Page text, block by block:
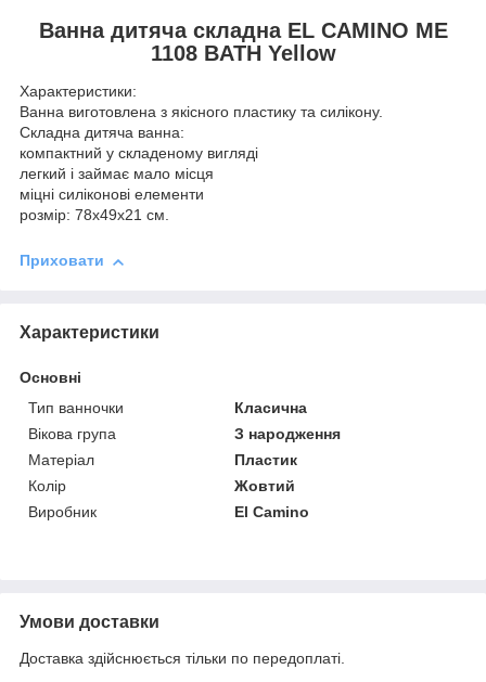
Ванна дитяча складна EL CAMINO ME
1108 BATH Yellow
Характеристики:
Ванна виготовлена ​​з якісного пластику та силікону.
Складна дитяча ванна:
компактний у складеному вигляді
легкий і займає мало місця
міцні силіконові елементи
розмір: 78х49х21 см.
Приховати
Характеристики
Основні
Тип ванночки
Класична
Вікова група
З народження
Матеріал
Пластик
Колір
Жовтий
Виробник
El Camino
Умови доставки
Доставка здійснюється тільки по передоплаті.